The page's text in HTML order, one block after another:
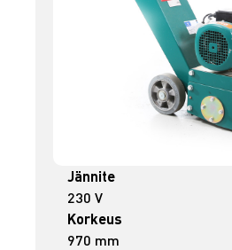
Jännite
230 V
Korkeus
970 mm